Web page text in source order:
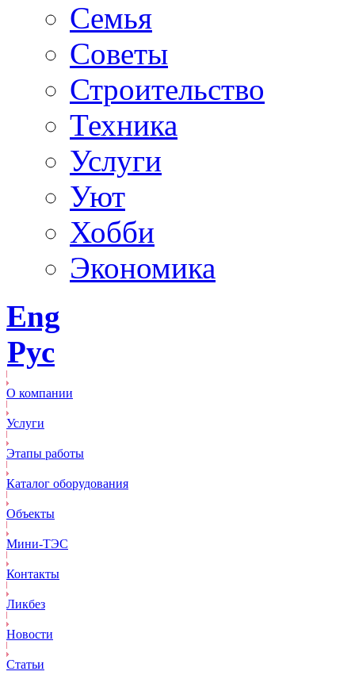
Семья
Советы
Строительство
Техника
Услуги
Уют
Хобби
Экономика
Eng
Рус
О компании
Услуги
Этапы работы
Каталог оборудования
Объекты
Mини-ТЭС
Контакты
Ликбез
Новости
Статьи